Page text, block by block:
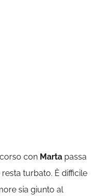
con Marta passa
resta turbato. È difficile
sia giunto al